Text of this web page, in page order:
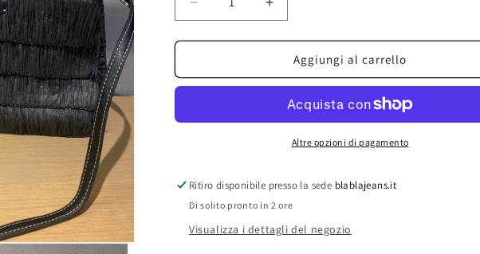
Diminuisci
quantità
per
bandoleras
Aumenta
quantità
per
borsa
bandoleras
Aggiungi al carrello
Altre opzioni di pagamento
Ritiro disponibile presso la sede blablajeans.it
Di solito pronto in 2 ore
Visualizza i dettagli del negozio